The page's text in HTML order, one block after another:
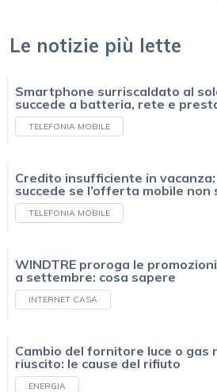
Le notizie più lette
Smartphone surriscaldato al
succede a batteria, rete e
TELEFONIA MOBILE
Credito insufficiente in vacanza:
succede se l’offerta mobile non
TELEFONIA MOBILE
WINDTRE proroga le
a settembre: cosa sapere
INTERNET CASA
Cambio del fornitore luce o gas
riuscito: le cause del rifiuto
ENERGIA